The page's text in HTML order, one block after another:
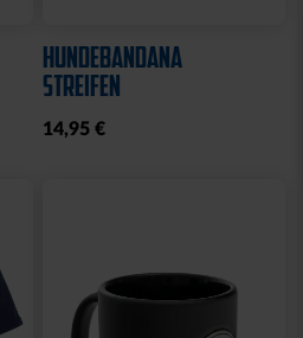
HUNDEBANDANA
STREIFEN
14,95 €